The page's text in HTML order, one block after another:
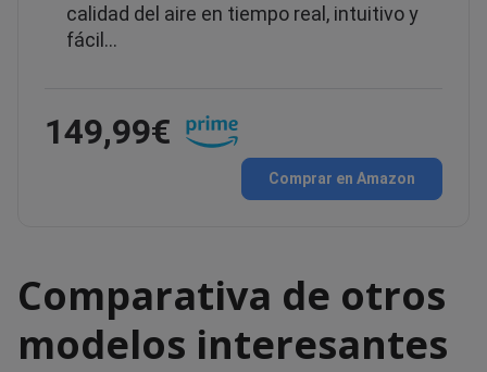
calidad del aire en tiempo real, intuitivo y
fácil…
149,99€
Comprar en Amazon
Comparativa de otros
modelos interesantes